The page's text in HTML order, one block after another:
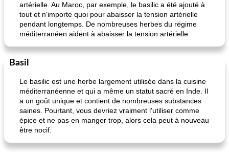
miche de thé au chocolat amer, à la lavande et à la banane gâteau aux fruits sans sucre
artérielle. Au Maroc, par exemple, le basilic a été ajouté à
tout et n'importe quoi pour abaisser la tension artérielle
pendant longtemps. De nombreuses herbes du régime
méditerranéen aident à abaisser la tension artérielle.
Basil
Le basilic est une herbe largement utilisée dans la cuisine
méditerranéenne et qui a même un statut sacré en Inde. Il
a un goût unique et contient de nombreuses substances
saines. Pourtant, vous devriez vraiment l'utiliser comme
épice et ne pas en manger trop, alors cela peut à nouveau
être nocif.